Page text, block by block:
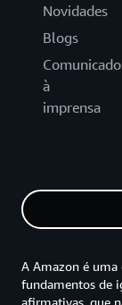
Novidades
Blogs
à
imprensa
A Amazon é uma
fundamentos de